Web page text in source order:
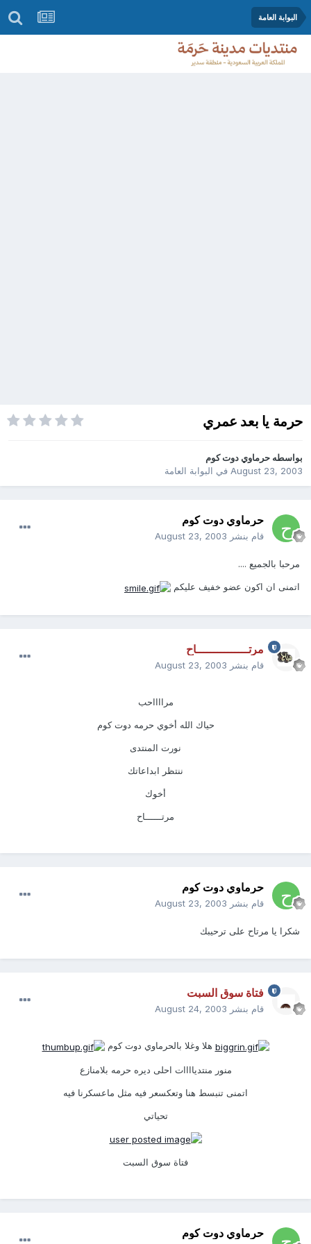
البوابة العامة
حرمة يا بعد عمري
بواسطه حرماوي دوت كوم
August 23, 2003في البوابة العامة
حرماوي دوت كوم
قام بنشر August 23, 2003
مرحبا بالجميع ....
اتمنى ان اكون عضو خفيف عليكم
مرتـــــــــــــــاح
قام بنشر August 23, 2003
مرااااحب
حياك الله أخوي حرمه دوت كوم
نورت المنتدى
ننتظر ابداعاتك
أخوك
مرتــــــاح
حرماوي دوت كوم
قام بنشر August 23, 2003
شكرا يا مرتاح على ترحيبك
فتاة سوق السبت
قام بنشر August 24, 2003
هلا وغلا بالحرماوي دوت كوم
منور منتدياااات احلى ديره حرمه بلامنازع
اتمنى تنبسط هنا وتعكسعر فيه مثل ماعسكرنا فيه
تحياتي
فتاة سوق السبت
حرماوي دوت كوم